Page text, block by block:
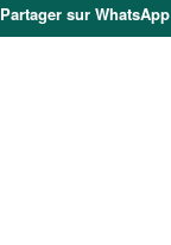
Partager sur WhatsApp